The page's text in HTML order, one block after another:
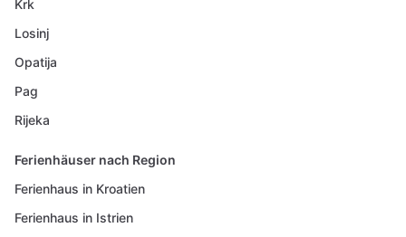
Krk
Losinj
Opatija
Pag
Rijeka
Ferienhäuser nach Region
Ferienhaus in Kroatien
Ferienhaus in Istrien